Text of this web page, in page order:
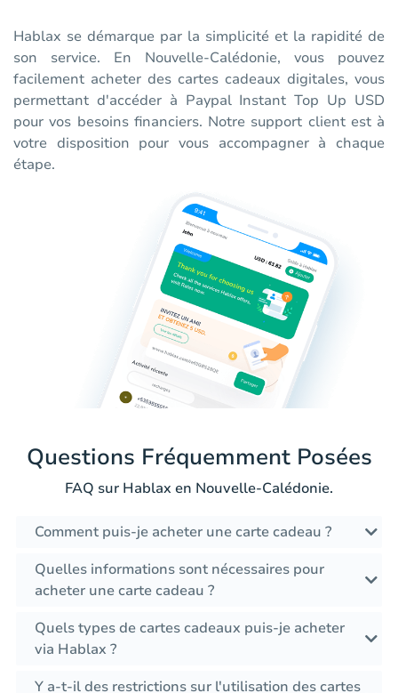
Hablax se démarque par la simplicité et la rapidité de
son service. En Nouvelle-Calédonie, vous pouvez
facilement acheter des cartes cadeaux digitales, vous
permettant d'accéder à Paypal Instant Top Up USD
pour vos besoins financiers. Notre support client est à
votre disposition pour vous accompagner à chaque
étape.
Questions Fréquemment Posées
FAQ sur Hablax en Nouvelle-Calédonie.
Comment puis-je acheter une carte cadeau ?
Quelles informations sont nécessaires pour
acheter une carte cadeau ?
Quels types de cartes cadeaux puis-je acheter
via Hablax ?
Y a-t-il des restrictions sur l'utilisation des cartes